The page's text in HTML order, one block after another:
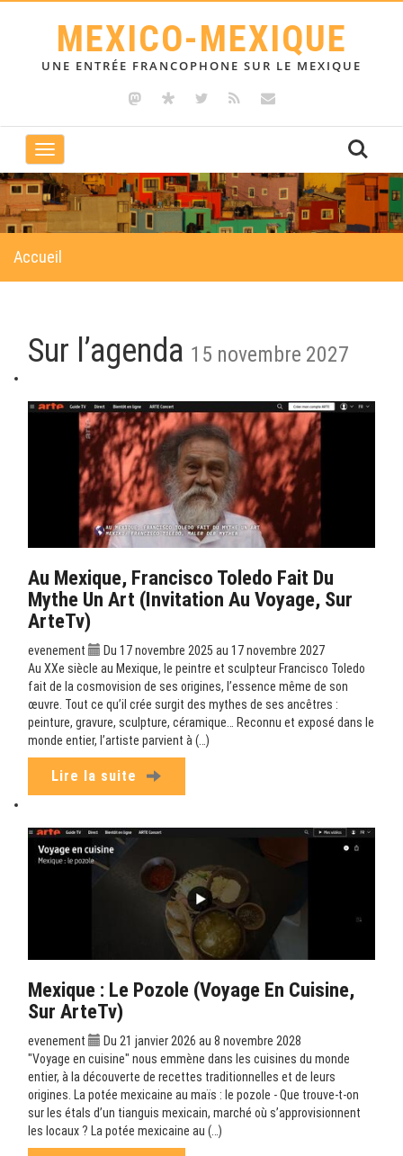
MEXICO-MEXIQUE
UNE ENTRÉE FRANCOPHONE SUR LE MEXIQUE
Toggle
navigation
Accueil
Sur l’agenda 15 novembre 2027
Au Mexique, Francisco Toledo Fait Du
Mythe Un Art (Invitation Au Voyage, Sur
ArteTv)
evenement
Du 17 novembre 2025 au 17 novembre 2027
Au XXe siècle au Mexique, le peintre et sculpteur Francisco Toledo
fait de la cosmovision de ses origines, l’essence même de son
œuvre. Tout ce qu’il crée surgit des mythes de ses ancêtres :
peinture, gravure, sculpture, céramique… Reconnu et exposé dans le
monde entier, l’artiste parvient à (…)
Lire la suite
Mexique : Le Pozole (Voyage En Cuisine,
Sur ArteTv)
evenement
Du 21 janvier 2026 au 8 novembre 2028
"Voyage en cuisine" nous emmène dans les cuisines du monde
entier, à la découverte de recettes traditionnelles et de leurs
origines. La potée mexicaine au maïs : le pozole - Que trouve-t-on
sur les étals d’un tianguis mexicain, marché où s’approvisionnent
les locaux ? La potée mexicaine au (…)